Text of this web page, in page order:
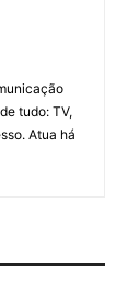
tudo: TV,
Atua há